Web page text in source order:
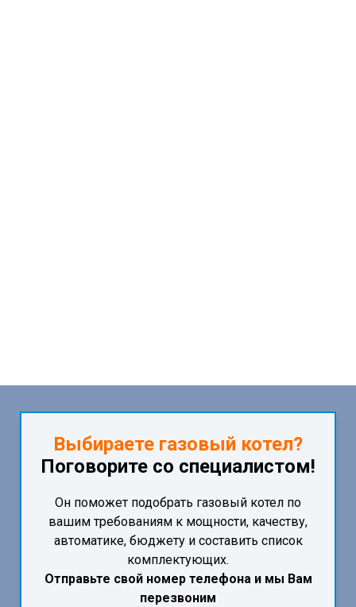
Выбираете газовый котел?
Поговорите со специалистом!
Он поможет подобрать газовый котел по
вашим требованиям к мощности, качеству,
автоматике, бюджету и составить список
комплектующих.
Отправьте свой номер телефона и мы Вам
перезвоним